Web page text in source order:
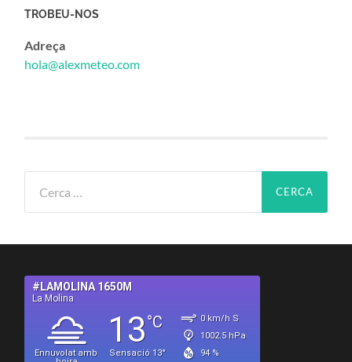
TROBEU-NOS
Adreça
hola@alexmeteo.com